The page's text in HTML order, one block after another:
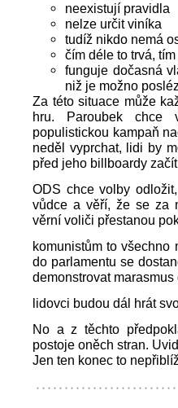
neexistují pravidla
nelze určit viníka
tudíž nikdo nemá
čím déle to trvá,
funguje dočasná
niž je možno
Za této situace může
hru. Paroubek chce
populistickou kampaň
neděl vyprchat, lidi by
před jeho billboardy
ODS chce volby
vůdce a věří, že se za
věrní voliči přestanou
komunistům to všechno
do parlamentu se
demonstrovat
lidovci budou dál hrát
No a z těchto
postoje oněch stran.
Jen ten konec to